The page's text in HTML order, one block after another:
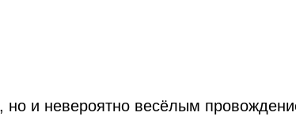
но и невероятно весёлым